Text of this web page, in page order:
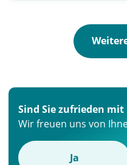
Sind Sie zufrieden mit
Wir freuen uns von
Ja